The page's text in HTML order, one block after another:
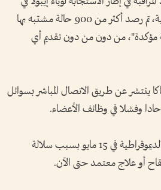
جمهورية الكونغو الديموقراطية، تم رصد أكثر من 900 حالة مشتبه بها
من بينها 101 حالة مؤكدة"، من دون من دون تقديم أي
ينتشر عن طريق الاتصال المباشر بسوائل
وفشلا في وظائف الأعضاء.
وتفشى الفيروس في الكونغو الديموقراطية في 15 مايو بسبب سلالة
أو علاج معتمد حتى الآن.